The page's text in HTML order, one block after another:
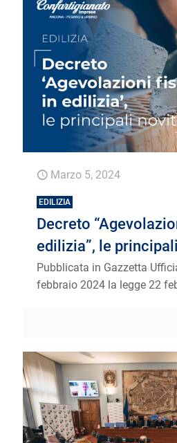
Marzo 5, 2024
EDILIZIA
Decreto
edilizia”, le
Pubblicata in Gazzetta
febbraio 2024 la legge 22